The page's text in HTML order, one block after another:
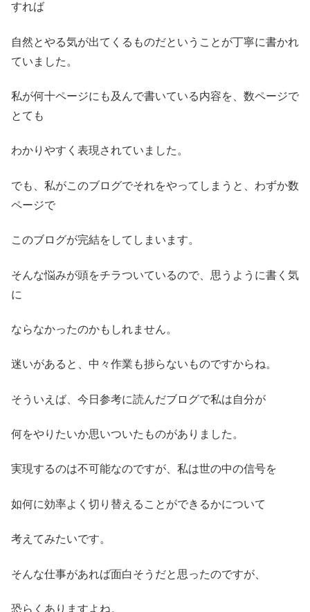
すれば
自然とやる気が出てくるものだということが丁寧に書かれ
ていました。
私が何十ページにも及んで書いている内容を、数ページで
とても
わかりやすく表現されていました。
でも、私がこのブログでそれをやってしまうと、わずか数
ページで
このブログが完結をしてしまいます。
そんな悩みが頭をチラついているので、思うように書く気
に
ならなかったのかもしれません。
迷いがあると、中々作業も捗らないものですからね。
そういえば、今日参考に読んだブログで私は自分が
何をやりたいか思いついたものがありました。
実現するのは不可能なのですが、私は世の中の信号を
如何に効率よく切り替えることができるかについて
考えてみたいです。
そんな仕事があれば面白そうだと思ったのですが、
恐らくありますよね。